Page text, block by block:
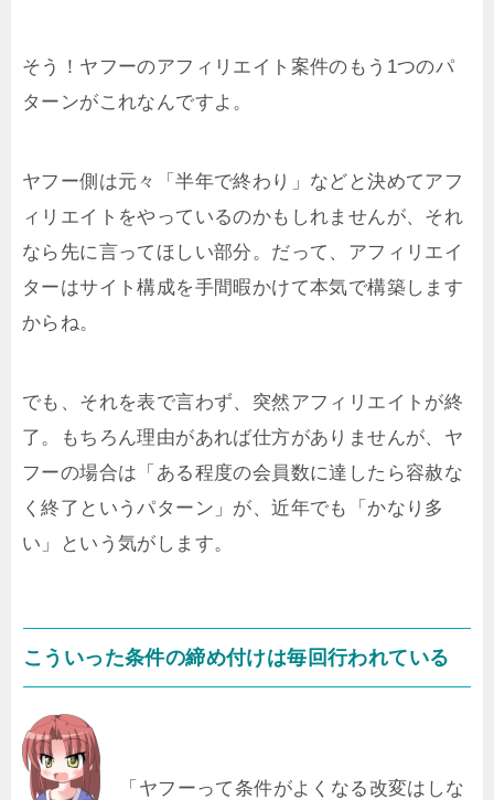
そう！ヤフーのアフィリエイト案件のもう1つのパ
ターンがこれなんですよ。
ヤフー側は元々「半年で終わり」などと決めてアフ
ィリエイトをやっているのかもしれませんが、それ
なら先に言ってほしい部分。だって、アフィリエイ
ターはサイト構成を手間暇かけて本気で構築します
からね。
でも、それを表で言わず、突然アフィリエイトが終
了。もちろん理由があれば仕方がありませんが、ヤ
フーの場合は「ある程度の会員数に達したら容赦な
く終了というパターン」が、近年でも「かなり多
い」という気がします。
こういった条件の締め付けは毎回行われている
「ヤフーって条件がよくなる改変はしな